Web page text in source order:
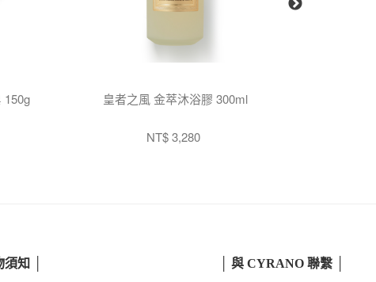
150g 皇者之風 金萃沐浴膠 300ml
NT$ 3,280
須知 │ │ 與 CYRANO 聯繫 │